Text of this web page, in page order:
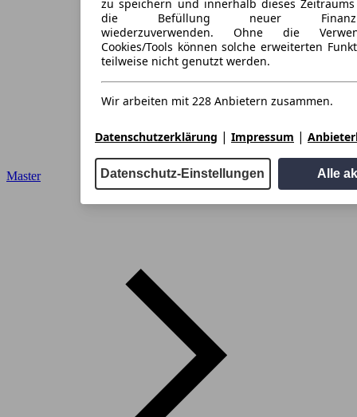
zu speichern und innerhalb dieses
die Befüllung neuer
wiederzuverwenden. Ohne die
Cookies/Tools können solche erweiterten
teilweise nicht genutzt werden.
Wir arbeiten mit 228 Anbietern zusammen.
Datenschutzerklärung | Impressum |
Datenschutz-Einstellungen Alle
Master